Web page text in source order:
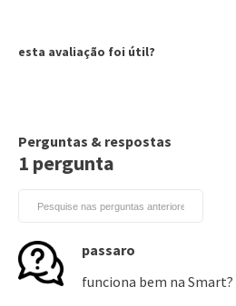
esta avaliação foi útil?
Perguntas & respostas
1 pergunta
passaro
funciona bem na Smart?